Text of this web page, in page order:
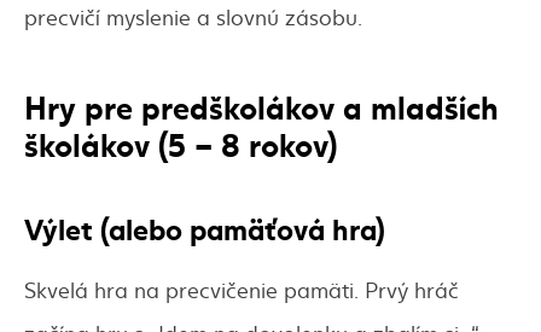
precvičí myslenie a slovnú zásobu.
Hry pre predškolákov a mladších
školákov (5 – 8 rokov)
Výlet (alebo pamäťová hra)
Skvelá hra na precvičenie pamäti. Prvý hráč